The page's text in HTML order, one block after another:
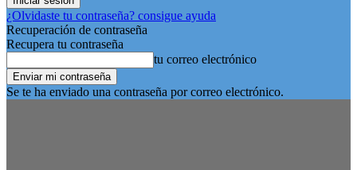
¿Olvidaste tu contraseña? consigue ayuda
Recuperación de contraseña
Recupera tu contraseña
tu correo electrónico
Se te ha enviado una contraseña por correo electrónico.